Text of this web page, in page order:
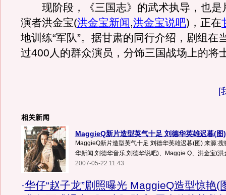
现阶段，《三国志》的武术执导，也是
演者洪金宝(洪金宝新闻,洪金宝说吧) ，正在
地训练“军队”。据甘肃的同行介绍，剧组在
过400人的群众演员，分饰三国战场上的将
[
相关新闻
MaggieQ新片造型英气十足 刘德华英雄迟暮(图)
MaggieQ新片造型英气十足 刘德华英雄迟暮(图) 来源:
华新闻,刘德华音乐,刘德华说吧)、Maggie Q、洪金宝(洪
2007-05-22 11:43
·华仔“赵子龙”剧照曝光 MaggieQ造型惊艳(